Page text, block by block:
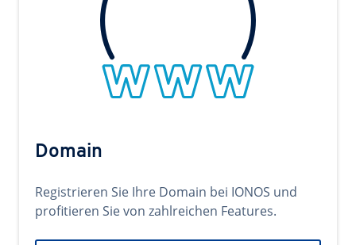
Domain
Registrieren Sie Ihre Domain bei IONOS und
profitieren Sie von zahlreichen Features.